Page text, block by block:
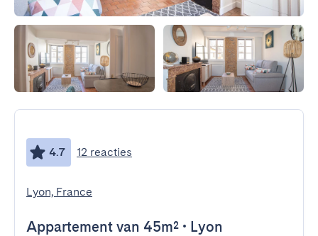
4.7 12 reacties
Lyon, France
Appartement van 45m² • Lyon